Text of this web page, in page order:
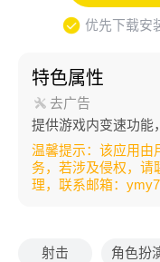
优先下载安
特色属性
去广告
提供游戏内变速功能
温馨提示：该应用由
务，若涉及侵权，请
理，联系邮箱：
射击 角色扮